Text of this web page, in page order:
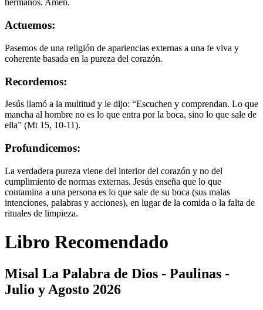
hermanos. Amén.
Actuemos:
Pasemos de una religión de apariencias externas a una fe viva y
coherente basada en la pureza del corazón.
Recordemos:
Jesús llamó a la multitud y le dijo: “Escuchen y comprendan. Lo que
mancha al hombre no es lo que entra por la boca, sino lo que sale de
ella” (Mt 15, 10-11).
Profundicemos:
La verdadera pureza viene del interior del corazón y no del
cumplimiento de normas externas. Jesús enseña que lo que
contamina a una persona es lo que sale de su boca (sus malas
intenciones, palabras y acciones), en lugar de la comida o la falta de
rituales de limpieza.
Libro Recomendado
Misal La Palabra de Dios - Paulinas -
Julio y Agosto 2026